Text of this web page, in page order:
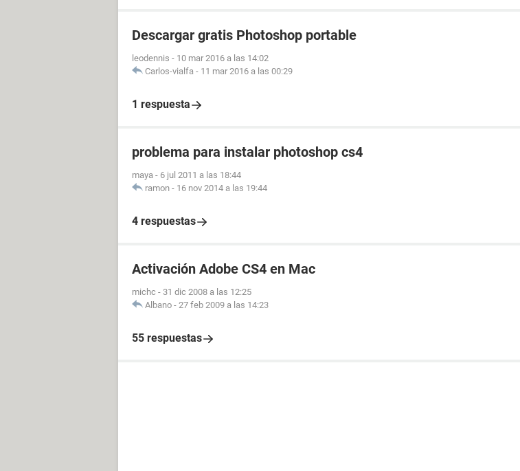
Descargar gratis Photoshop portable
leodennis - 10 mar 2016 a las 14:02
Carlos-vialfa - 11 mar 2016 a las 00:29
1 respuesta
problema para instalar photoshop cs4
maya - 6 jul 2011 a las 18:44
ramon - 16 nov 2014 a las 19:44
4 respuestas
Activación Adobe CS4 en Mac
michc - 31 dic 2008 a las 12:25
Albano - 27 feb 2009 a las 14:23
55 respuestas